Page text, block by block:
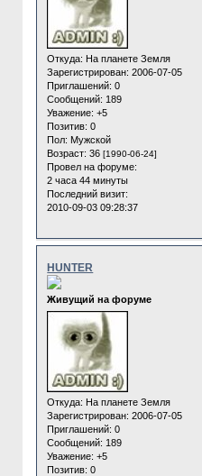
Откуда: На планете Земля
Зарегистрирован: 2006-07-05
Приглашений: 0
Сообщений: 189
Уважение: +5
Позитив: 0
Пол: Мужской
Возраст: 36[1990-06-24]
Провел на форуме:
2 часа 44 минуты
Последний визит:
2010-09-03 09:28:37
HUNTER
Живущий на форуме
Откуда: На планете Земля
Зарегистрирован: 2006-07-05
Приглашений: 0
Сообщений: 189
Уважение: +5
Позитив: 0